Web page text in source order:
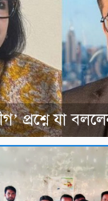
প্রশ্নে যা